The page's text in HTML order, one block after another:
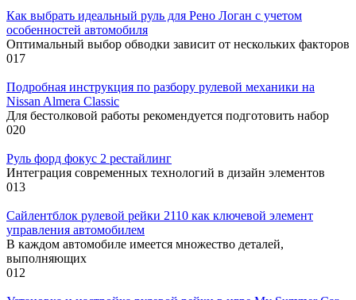
Как выбрать идеальный руль для Рено Логан с учетом
особенностей автомобиля
Оптимальный выбор обводки зависит от нескольких факторов
017
Подробная инструкция по разбору рулевой механики на
Nissan Almera Classic
Для бестолковой работы рекомендуется подготовить набор
020
Руль форд фокус 2 рестайлинг
Интеграция современных технологий в дизайн элементов
013
Сайлентблок рулевой рейки 2110 как ключевой элемент
управления автомобилем
В каждом автомобиле имеется множество деталей,
выполняющих
012